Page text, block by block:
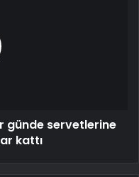
günde servetlerine
kattı